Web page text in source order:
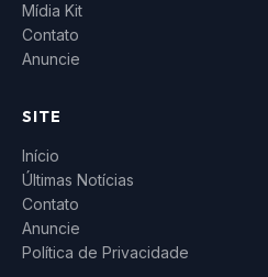
Mídia Kit
Contato
Anuncie
SITE
Início
Últimas Notícias
Contato
Anuncie
Política de Privacidade